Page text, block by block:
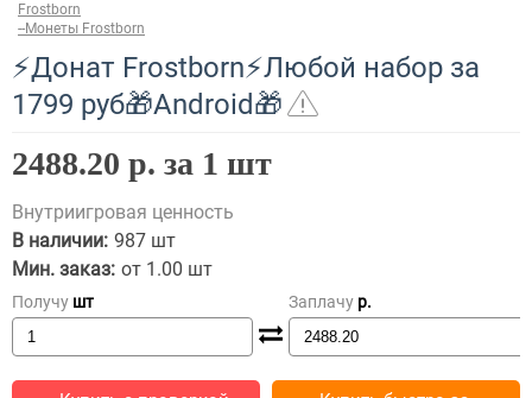
Frostborn
--Монеты Frostborn
⚡Донат Frostborn⚡Любой набор за
1799 руб🎁Android🎁
2488.20 р. за 1 шт
Внутриигровая ценность
В наличии: 987 шт
Мин. заказ: от 1.00 шт
Получу шт Заплачу p.